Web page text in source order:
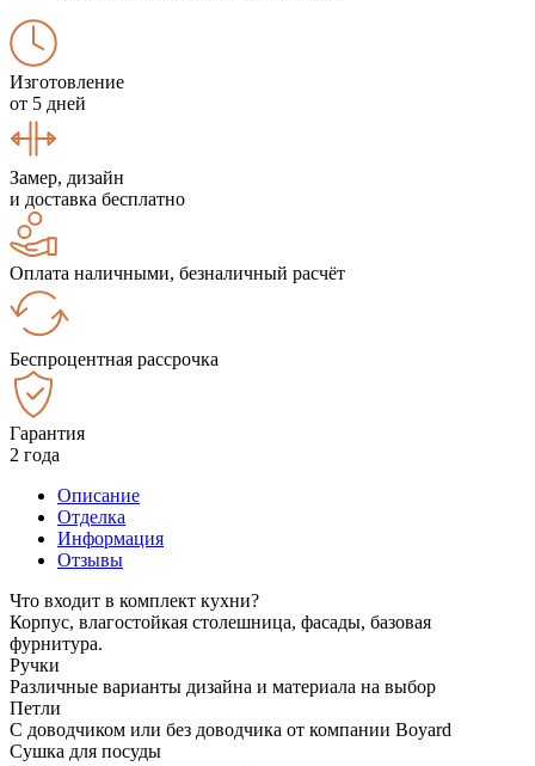
Изготовление
от 5 дней
Замер, дизайн
и доставка бесплатно
Оплата наличными, безналичный расчёт
Беспроцентная рассрочка
Гарантия
2 года
Описание
Отделка
Информация
Отзывы
Что входит в комплект кухни?
Корпус, влагостойкая столешница, фасады, базовая
фурнитура.
Ручки
Различные варианты дизайна и материала на выбор
Петли
С доводчиком или без доводчика от компании Boyard
Сушка для посуды